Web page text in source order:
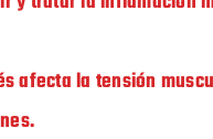
afecta la tensión